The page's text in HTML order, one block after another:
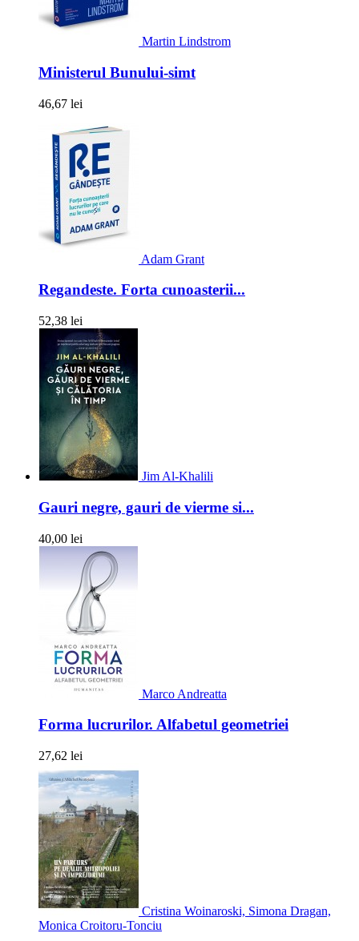
Martin Lindstrom
Ministerul Bunului-simt
46,67 lei
Adam Grant
Regandeste. Forta cunoasterii...
52,38 lei
Jim Al-Khalili
Gauri negre, gauri de vierme si...
40,00 lei
Marco Andreatta
Forma lucrurilor. Alfabetul geometriei
27,62 lei
Cristina Woinaroski, Simona Dragan,
Monica Croitoru-Tonciu